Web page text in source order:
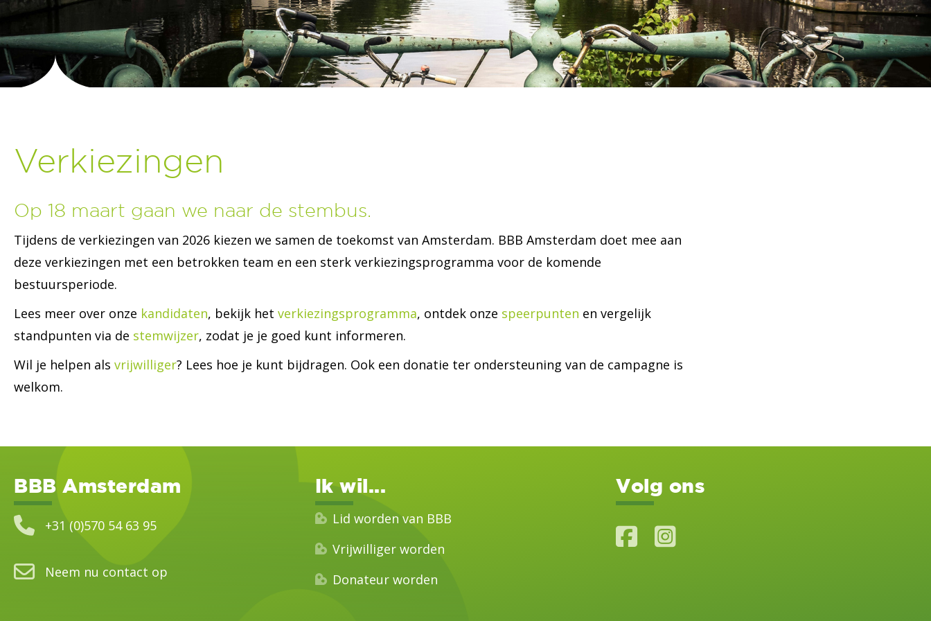
Verkiezingen
Op 18 maart gaan we naar de stembus.
Tijdens de verkiezingen van 2026 kiezen we samen de toekomst van Amsterdam. BBB Amsterdam doet mee aan
deze verkiezingen met een betrokken team en een sterk verkiezingsprogramma voor de komende
bestuursperiode.
Lees meer over onze kandidaten, bekijk het verkiezingsprogramma, ontdek onze speerpunten en vergelijk
standpunten via de stemwijzer, zodat je je goed kunt informeren.
Wil je helpen als vrijwilliger? Lees hoe je kunt bijdragen. Ook een donatie ter ondersteuning van de campagne is
welkom.
BBB Amsterdam
+31 (0)570 54 63 95
Neem nu contact op
Ik wil...
Lid worden van BBB
Vrijwilliger worden
Donateur worden
Volg ons